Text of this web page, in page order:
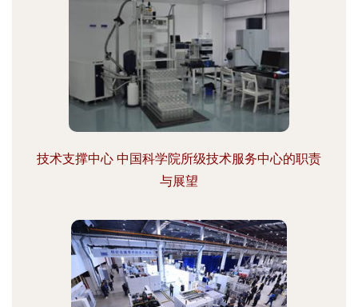
技术支撑中心 中国科学院所级技术服务中心的职责
与展望